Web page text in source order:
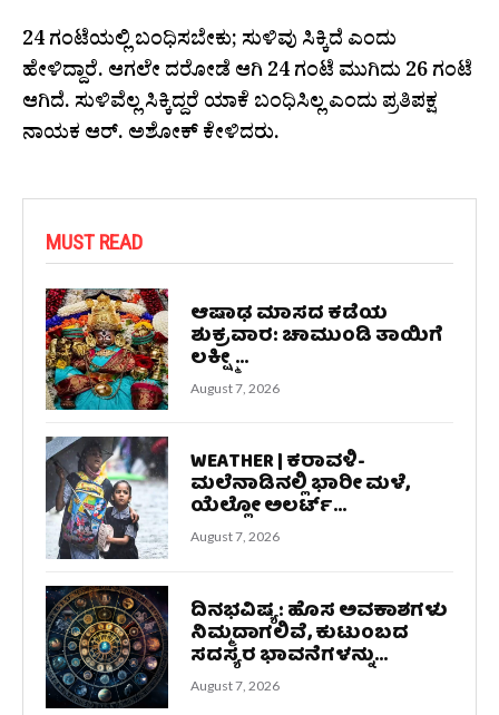
24 ಗಂಟೆಯಲ್ಲಿ ಬಂಧಿಸಬೇಕು; ಸುಳಿವು ಸಿಕ್ಕಿದೆ ಎಂದು
ಹೇಳಿದ್ದಾರೆ. ಆಗಲೇ ದರೋಡೆ ಆಗಿ 24 ಗಂಟೆ ಮುಗಿದು 26 ಗಂಟೆ
ಆಗಿದೆ. ಸುಳಿವೆಲ್ಲ ಸಿಕ್ಕಿದ್ದರೆ ಯಾಕೆ ಬಂಧಿಸಿಲ್ಲ ಎಂದು ಪ್ರತಿಪಕ್ಷ
ನಾಯಕ ಆರ್. ಅಶೋಕ್‌ ಕೇಳಿದರು.
MUST READ
ಆಷಾಢ ಮಾಸದ ಕಡೆಯ
ಶುಕ್ರವಾರ: ಚಾಮುಂಡಿ ತಾಯಿಗೆ
ಲಕ್ಷ್ಮೀ...
August 7, 2026
WEATHER | ಕರಾವಳಿ-
ಮಲೆನಾಡಿನಲ್ಲಿ ಭಾರೀ ಮಳೆ,
ಯೆಲ್ಲೋ ಅಲರ್ಟ್‌...
August 7, 2026
ದಿನಭವಿಷ್ಯ: ಹೊಸ ಅವಕಾಶಗಳು
ನಿಮ್ಮದಾಗಲಿವೆ, ಕುಟುಂಬದ
ಸದಸ್ಯರ ಭಾವನೆಗಳನ್ನು...
August 7, 2026